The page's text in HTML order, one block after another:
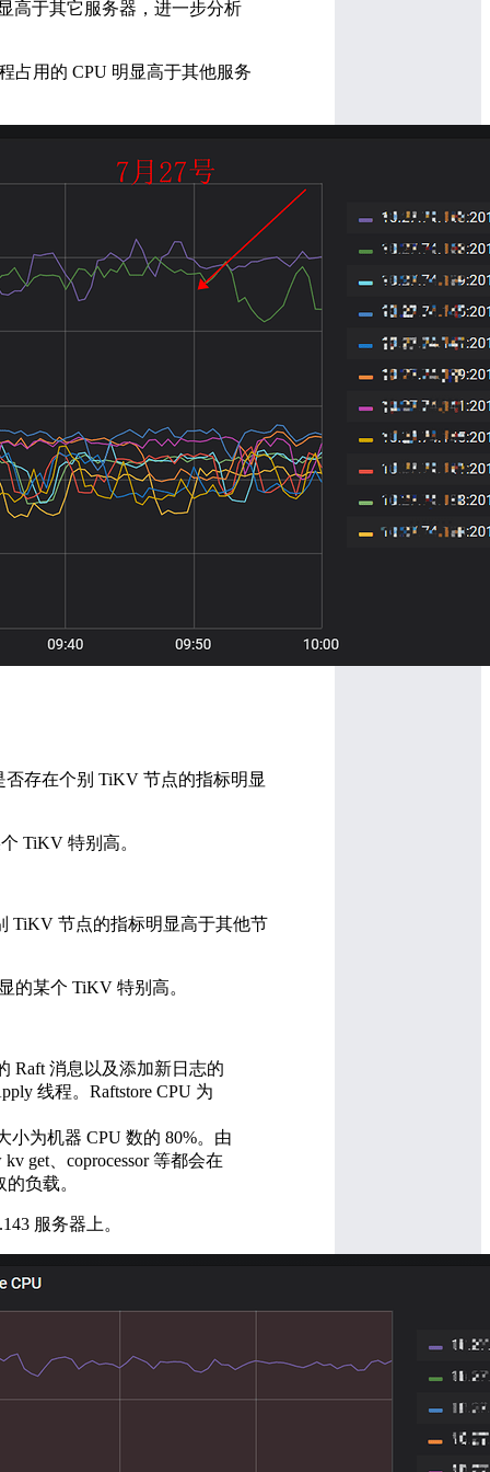
高于其它服务器，进一步分析
占用的 CPU 明显高于其他服务
否存在个别 TiKV 节点的指标明显
TiKV 特别高。
TiKV 节点的指标明显高于其他节
的某个 TiKV 特别高。
Raft 消息以及添加新日志的
线程。Raftstore CPU 为
小为机器 CPU 数的 80%。由
get、coprocessor 等都会在
负载。
服务器上。